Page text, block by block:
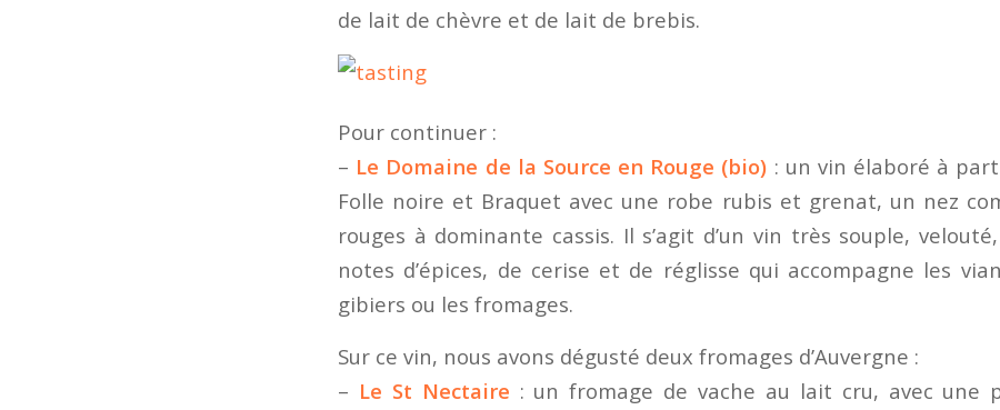
de lait de chèvre et de lait de brebis.
Pour continuer :
– Le Domaine de la Source en Rouge (bio) : un vin élaboré à
Folle noire et Braquet avec une robe rubis et grenat, un nez
rouges à dominante cassis. Il s’agit d’un vin très souple,
notes d’épices, de cerise et de réglisse qui accompagne les
gibiers ou les fromages.
Sur ce vin, nous avons dégusté deux fromages d’Auvergne :
– Le St Nectaire : un fromage de vache au lait cru, avec une